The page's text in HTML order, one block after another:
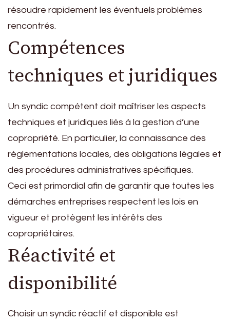
résoudre rapidement les éventuels problèmes
rencontrés.
Compétences
techniques et juridiques
Un syndic compétent doit maîtriser les aspects
techniques et juridiques liés à la gestion d’une
copropriété. En particulier, la connaissance des
réglementations locales, des obligations légales et
des procédures administratives spécifiques.
Ceci est primordial afin de garantir que toutes les
démarches entreprises respectent les lois en
vigueur et protègent les intérêts des
copropriétaires.
Réactivité et
disponibilité
Choisir un syndic réactif et disponible est